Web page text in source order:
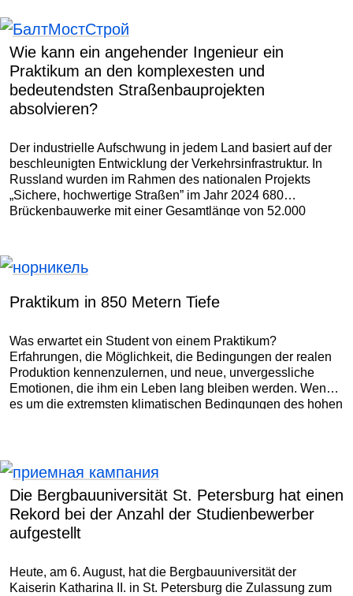
Wie kann ein angehender Ingenieur ein
Praktikum an den komplexesten und
bedeutendsten Straßenbauprojekten
absolvieren?
Der industrielle Aufschwung in jedem Land basiert auf der
beschleunigten Entwicklung der Verkehrsinfrastruktur. In
Russland wurden im Rahmen des nationalen Projekts
„Sichere, hochwertige Straßen” im Jahr 2024 680
Brückenbauwerke mit einer Gesamtlänge von 52.000
Praktikum in 850 Metern Tiefe
Was erwartet ein Student von einem Praktikum?
Erfahrungen, die Möglichkeit, die Bedingungen der realen
Produktion kennenzulernen, und neue, unvergessliche
Emotionen, die ihm ein Leben lang bleiben werden. Wenn
es um die extremsten klimatischen Bedingungen des hohen
Die Bergbauuniversität St. Petersburg hat einen
Rekord bei der Anzahl der Studienbewerber
aufgestellt
Heute, am 6. August, hat die Bergbauuniversität der
Kaiserin Katharina II. in St. Petersburg die Zulassung zum